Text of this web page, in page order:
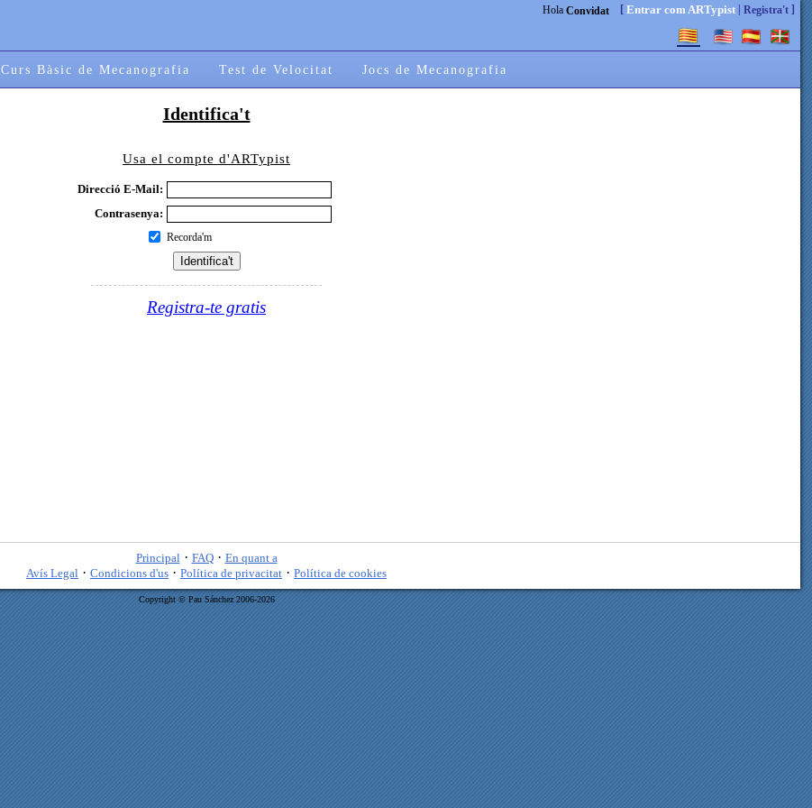
Hola Convidat [ Entrar com ARTypist| Registra't]
Curs Bàsic de Mecanografia Test de Velocitat Jocs de Mecanografia
Identifica't
Usa el compte d'ARTypist
Direcció E-Mail:
Contrasenya:
Recorda'm
Registra-te gratis
Principal · FAQ· En quant a
Avís Legal · Condicions d'us · Política de privacitat · Política de cookies
Copyright © Pau Sánchez 2006-2026